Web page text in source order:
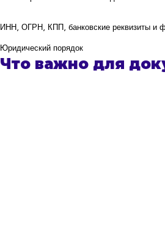
ИНН, ОГРН, КПП, банковские реквизиты и
Юридический порядок
Что важно для